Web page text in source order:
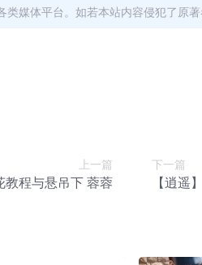
媒体平台。如若本站内容侵犯了原
上一篇
教程与悬吊下 蓉蓉
下一篇
【逍遥